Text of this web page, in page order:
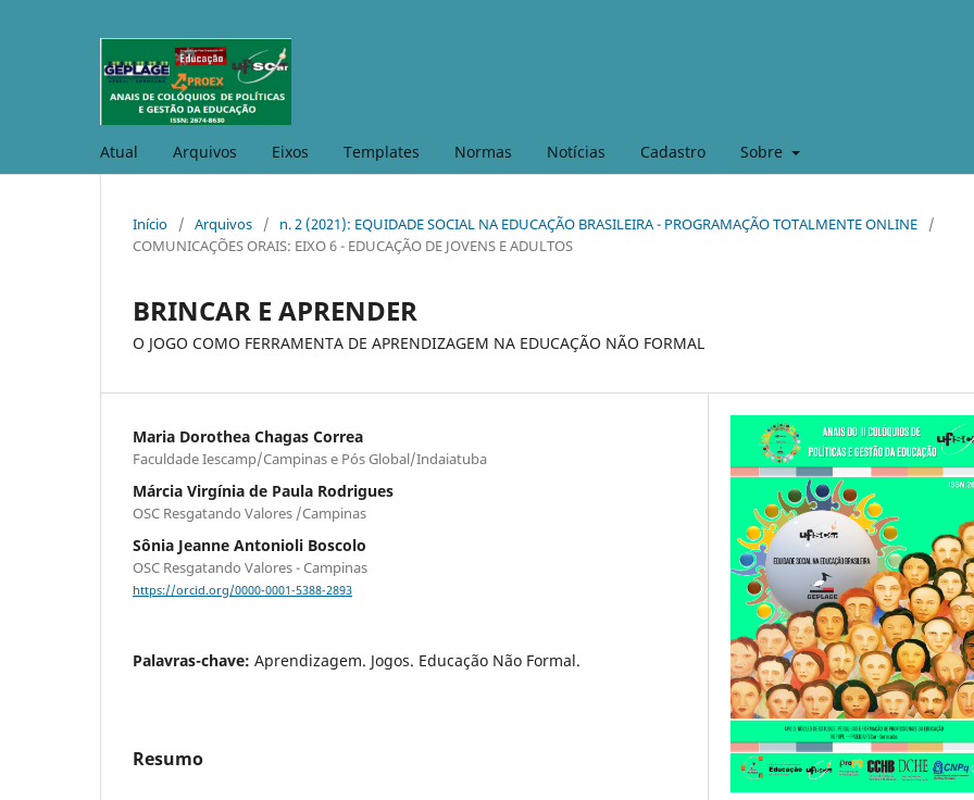
Atual Arquivos Eixos Templates Normas Notícias Cadastro Sobre
Início / Arquivos / n. 2 (2021): EQUIDADE SOCIAL NA EDUCAÇÃO BRASILEIRA - PROGRAMAÇÃO TOTALMENTE ONLINE
/
COMUNICAÇÕES ORAIS: EIXO 6 - EDUCAÇÃO DE JOVENS E ADULTOS
BRINCAR E APRENDER
O JOGO COMO FERRAMENTA DE APRENDIZAGEM NA EDUCAÇÃO NÃO FORMAL
Maria Dorothea Chagas Correa
Faculdade Iescamp/Campinas e Pós Global/Indaiatuba
Márcia Virgínia de Paula Rodrigues
OSC Resgatando Valores /Campinas
Sônia Jeanne Antonioli Boscolo
OSC Resgatando Valores - Campinas
https://orcid.org/0000-0001-5388-2893
Palavras-chave: Aprendizagem. Jogos. Educação Não Formal.
Resumo